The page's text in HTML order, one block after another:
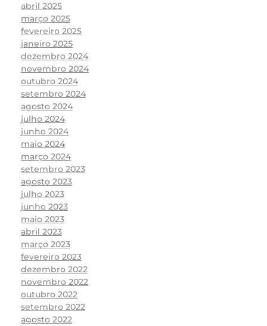
abril 2025
março 2025
fevereiro 2025
janeiro 2025
dezembro 2024
novembro 2024
outubro 2024
setembro 2024
agosto 2024
julho 2024
junho 2024
maio 2024
março 2024
setembro 2023
agosto 2023
julho 2023
junho 2023
maio 2023
abril 2023
março 2023
fevereiro 2023
dezembro 2022
novembro 2022
outubro 2022
setembro 2022
agosto 2022